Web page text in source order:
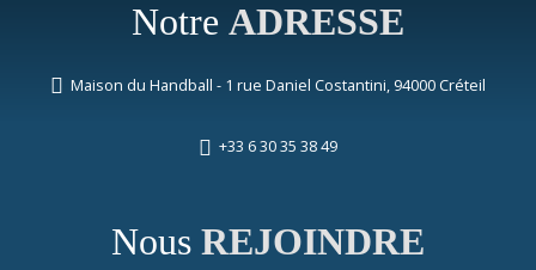
Notre ADRESSE
Maison du Handball - 1 rue Daniel Costantini, 94000 Créteil
+33 6 30 35 38 49
Nous REJOINDRE